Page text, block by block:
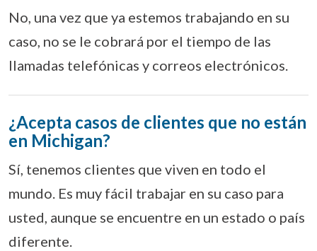
No, una vez que ya estemos trabajando en su
caso, no se le cobrará por el tiempo de las
llamadas telefónicas y correos electrónicos.
¿Acepta casos de clientes que no están
en Michigan?
Sí, tenemos clientes que viven en todo el
mundo. Es muy fácil trabajar en su caso para
usted, aunque se encuentre en un estado o país
diferente.